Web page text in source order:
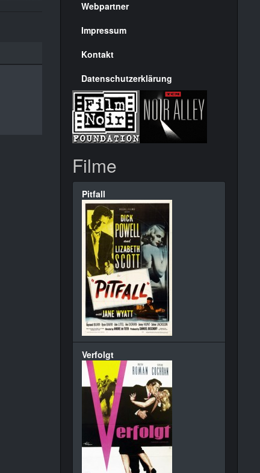
rechte
Seite
Webpartner
Impressum
Kontakt
Datenschutzerklärung
Filme
Pitfall
Verfolgt